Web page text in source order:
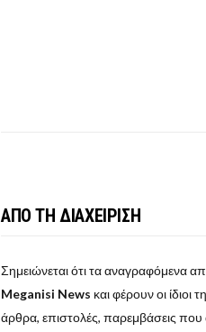
ΑΠΟ ΤΗ ΔΙΑΧΕΙΡΙΣΗ
Σημειώνεται ότι τα αναγραφόμενα
Meganisi News και φέρουν οι ίδιοι
άρθρα, επιστολές, παρεμβάσεις